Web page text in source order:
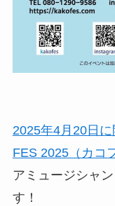
2025年4月20日
FES 2025（カコ
アミュージシャ
す！